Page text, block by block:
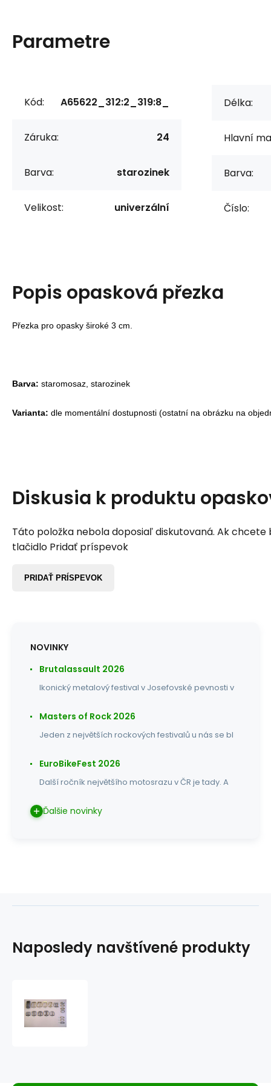
Parametre
Kód: A65622_312:2_319:8_
Záruka: 24
Barva: starozinek
Velikost: univerzální
Délka:
Hlavní
Barva:
Číslo:
Popis opasková přezka
Přezka pro opasky široké 3 cm.
Barva: staromosaz, starozinek
Varianta: dle momentální dostupnosti (ostatní na obrázku na
Diskusia k produktu
Táto položka nebola doposiaľ diskutovaná. Ak chcete
tlačidlo Pridať príspevok
PRIDAŤ PRÍSPEVOK
NOVINKY
Brutalassault 2026
Ikonický metalový festival v Josefovské pevnosti v
Masters of Rock 2026
Jeden z největších rockových festivalů u nás se bl
EuroBikeFest 2026
Další ročník největšího motosrazu v ČR je tady. A
Ďalšie novinky
Naposledy navštívené produkty